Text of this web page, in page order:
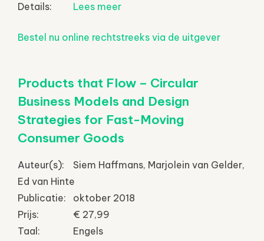
Details:
Lees meer
Bestel nu online rechtstreeks via de uitgever
Products that Flow – Circular
Business Models and Design
Strategies for Fast-Moving
Consumer Goods
Auteur(s):
Siem Haffmans, Marjolein van Gelder,
Ed van Hinte
Publicatie:
oktober 2018
Prijs:
€ 27,99
Taal:
Engels